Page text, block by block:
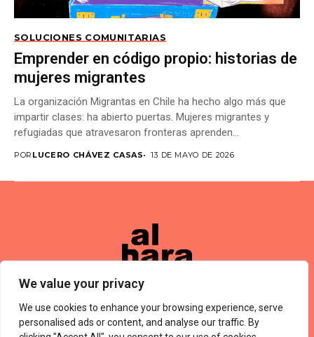
We value your privacy
We use cookies to enhance your browsing experience, serve
personalised ads or content, and analyse our traffic. By
SOLUCIONES COMUNITARIAS
Emprender en código propio: historias de
mujeres migrantes
La organización Migrantas en Chile ha hecho algo más que
impartir clases: ha abierto puertas. Mujeres migrantes y
refugiadas que atravesaron fronteras aprenden...
POR LUCERO CHÁVEZ CASAS 13 DE MAYO DE 2026
Términos De UsoAbout UsPolítica De Privacidad
Private PolicyForums
© 2024 Alharaca